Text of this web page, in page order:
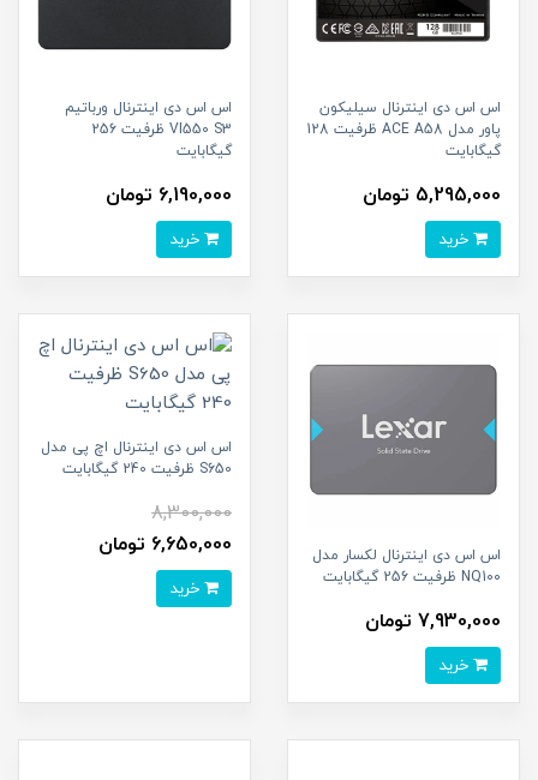
اس اس دی اینترنال سیلیکون
پاور مدل ACE A58 ظرفیت 128
گیگابایت
5,295,000 تومان
اس اس دی اینترنال ورباتیم
VI550 S3 ظرفیت 256
گیگابایت
6,190,000 تومان
اس اس دی اینترنال لکسار مدل
NQ100 ظرفیت 256 گیگابایت
7,930,000 تومان
اس اس دی اینترنال اچ پی مدل
S650 ظرفیت 240 گیگابایت
8,300,000
6,650,000 تومان